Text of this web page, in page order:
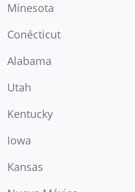
Minesota
Conécticut
Alabama
Utah
Kentucky
Iowa
Kansas